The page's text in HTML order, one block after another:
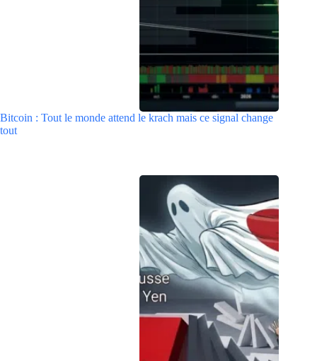
Bitcoin : Tout le monde attend le krach mais ce signal change
tout